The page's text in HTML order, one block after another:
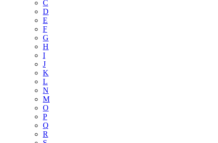
C
D
E
F
G
H
I
J
K
L
N
M
O
P
Q
R